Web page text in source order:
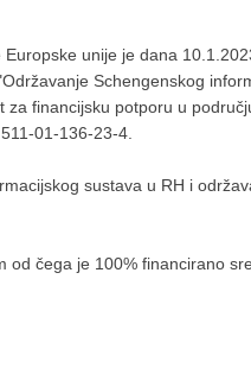
unije je dana
Schengenskog
financijsku potporu u
01-136-23-4.
sustava u RH i
čega je 100% financirano